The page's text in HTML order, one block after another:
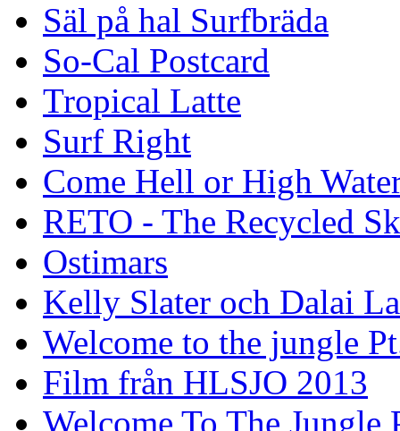
Säl på hal Surfbräda
So-Cal Postcard
Tropical Latte
Surf Right
Come Hell or High
RETO - The Recycled
Ostimars
Kelly Slater och Dalai
Welcome to the jungle
Film från HLSJO 2013
Welcome To The Jungle